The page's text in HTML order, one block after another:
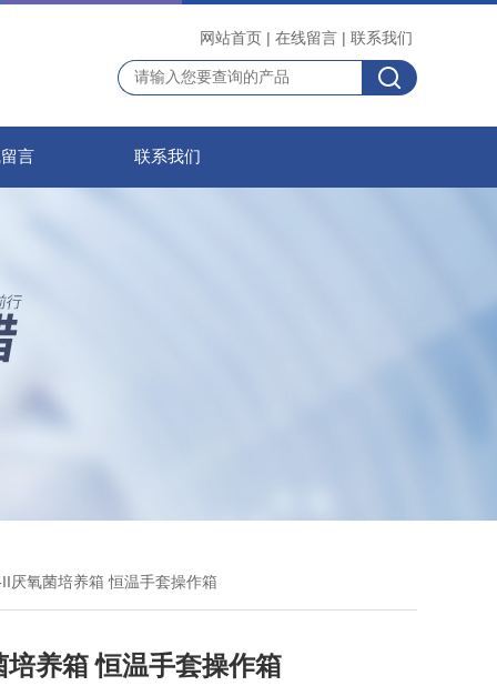
网站首页 | 在线留言 | 联系我们
言 联系我们
厌氧菌培养箱 恒温手套操作箱
培养箱 恒温手套操作箱